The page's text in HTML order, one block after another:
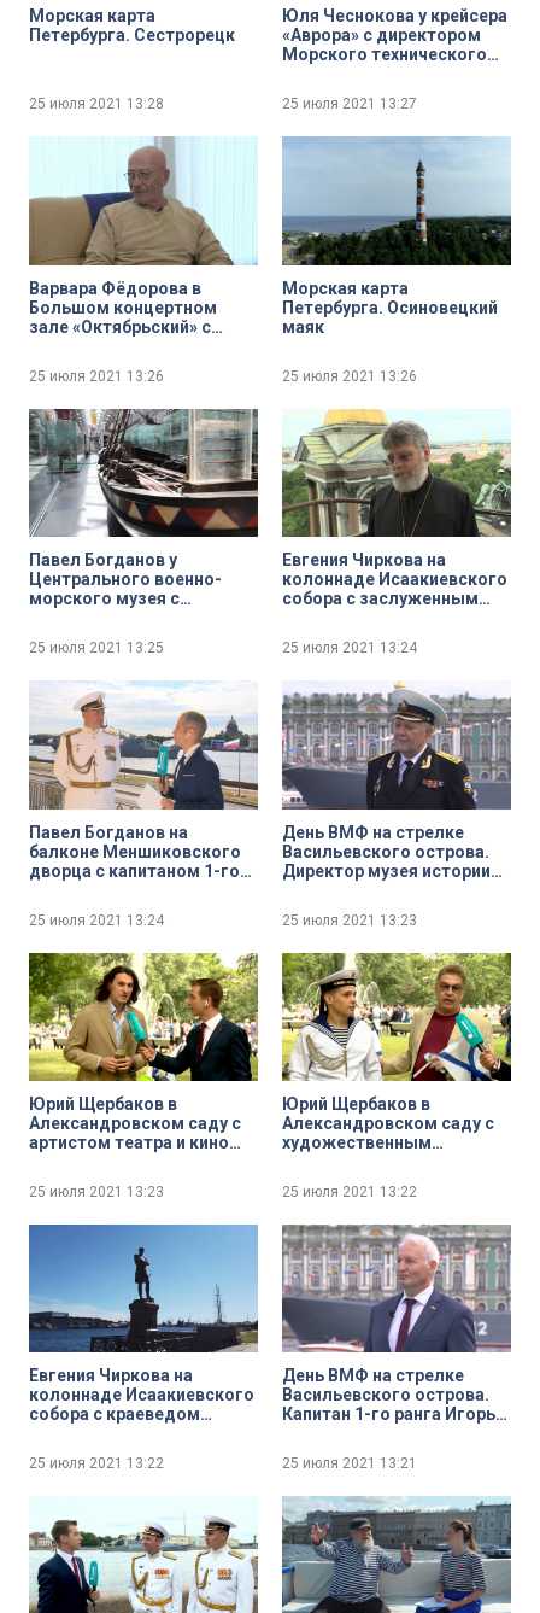
Морская карта
Петербурга. Сестрорецк
25 июля 2021 13:28
Юля Чеснокова у крейсера
«Аврора» с директором
Морского технического
адмирала Д. Н. Сенявина
Виктором Никитиным
25 июля 2021 13:27
Варвара Фёдорова в
Большом концертном
зале «Октябрьский» с
Розенбаумом
25 июля 2021 13:26
Морская карта
Петербурга. Осиновецкий
маяк
25 июля 2021 13:26
Павел Богданов у
Центрального военно-
морского музея с
и выставочной работе
морского музея Сергеем
Курносовым
25 июля 2021 13:25
Евгения Чиркова на
колоннаде Исаакиевского
собора с заслуженным
профессором
Григорьевым
25 июля 2021 13:24
Павел Богданов на
балконе Меншиковского
дворца с капитаном 1-го
25 июля 2021 13:24
День ВМФ на стрелке
Васильевского острова.
Директор музея истории
Андрей Харьков
25 июля 2021 13:23
Юрий Щербаков в
Александровском саду с
артистом театра и кино
25 июля 2021 13:23
Юрий Щербаков в
Александровском саду с
художественным
морского фестиваля
Володько и солистом
вокального ансамбля
«Бриз» Дмитрием
Емельяновым
25 июля 2021 13:22
Евгения Чиркова на
колоннаде Исаакиевского
собора с краеведом
25 июля 2021 13:22
День ВМФ на стрелке
Васильевского острова.
Капитан 1-го ранга Игорь
25 июля 2021 13:21